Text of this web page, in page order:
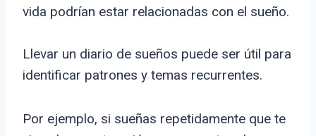
vida podrían estar relacionadas con el sueño.
Llevar un diario de sueños puede ser útil para
identificar patrones y temas recurrentes.
Por ejemplo, si sueñas repetidamente que te